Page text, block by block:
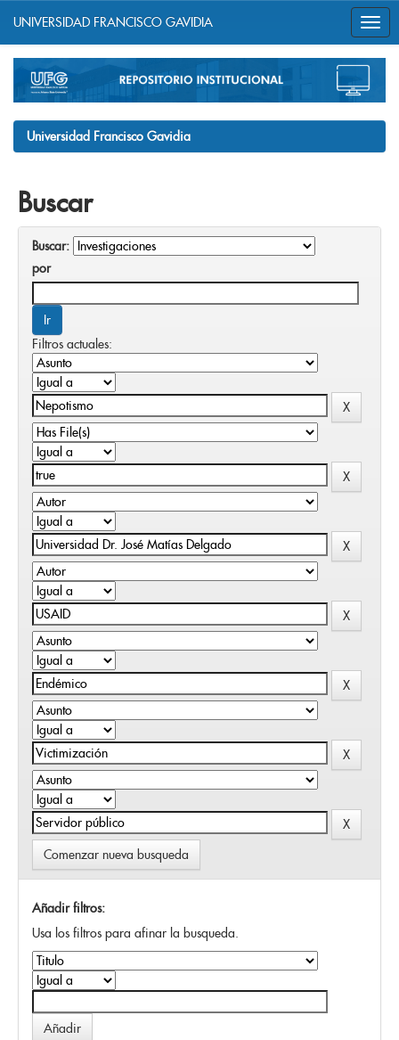
navigation
UNIVERSIDAD FRANCISCO GAVIDIA
Universidad Francisco Gavidia
Buscar
Buscar:
por
Filtros actuales:
Comenzar nueva busqueda
Añadir filtros:
Usa los filtros para afinar la busqueda.